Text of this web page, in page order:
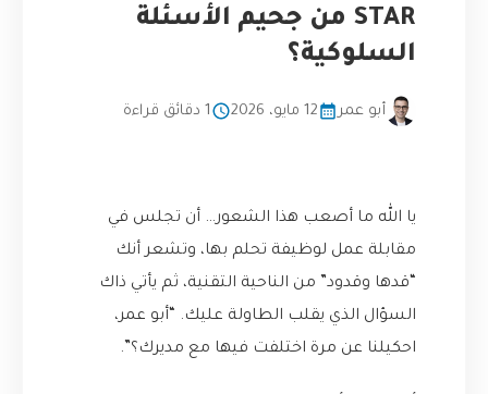
STAR من جحيم الأسئلة
السلوكية؟
أبو عمر 12 مايو، 2026 1 دقائق قراءة
يا الله ما أصعب هذا الشعور… أن تجلس في
مقابلة عمل لوظيفة تحلم بها، وتشعر أنك
“قدها وقدود” من الناحية التقنية، ثم يأتي ذاك
السؤال الذي يقلب الطاولة عليك. “أبو عمر،
احكيلنا عن مرة اختلفت فيها مع مديرك؟”.